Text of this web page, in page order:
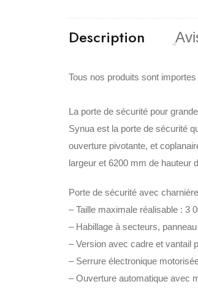
Description
Tous nos produits sont
La porte de sécurité pour
Synua est la porte de sécurité
ouverture pivotante, et
largeur et 6200 mm de hauteur
Porte de sécurité avec
– Taille maximale réalisable : 3
– Habillage à secteurs,
– Version avec cadre et vantail
– Serrure électronique
– Ouverture automatique avec